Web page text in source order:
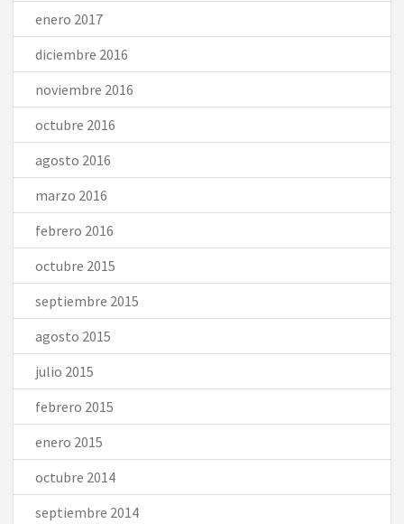
enero 2017
diciembre 2016
noviembre 2016
octubre 2016
agosto 2016
marzo 2016
febrero 2016
octubre 2015
septiembre 2015
agosto 2015
julio 2015
febrero 2015
enero 2015
octubre 2014
septiembre 2014